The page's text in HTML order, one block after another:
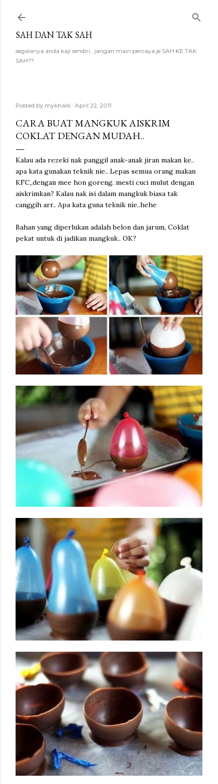
SAH DAN TAK SAH
segalanya anda kaji sendiri.. jangan main percaya je SAH KE TAK
SAH??
Posted by mykhalis April 22, 2011
CARA BUAT MANGKUK AISKRIM
COKLAT DENGAN MUDAH..
Kalau ada rezeki nak panggil anak-anak jiran makan ke..
apa kata gunakan teknik nie.. Lepas semua orang makan
KFC,,dengan mee hon goreng. mesti cuci mulut dengan
aiskrimkan? Kalau nak isi dalam mangkuk biasa tak
canggih arr.. Apa kata guna teknik nie..hehe
Bahan yang diperlukan adalah belon dan jarum, Coklat
pekat untuk di jadikan mangkuk.. OK?